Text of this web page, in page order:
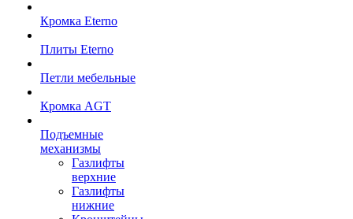
Кромка Eterno
Плиты Eterno
Петли мебельные
Кромка AGT
Подъемные
механизмы
Газлифты
верхние
Газлифты
нижние